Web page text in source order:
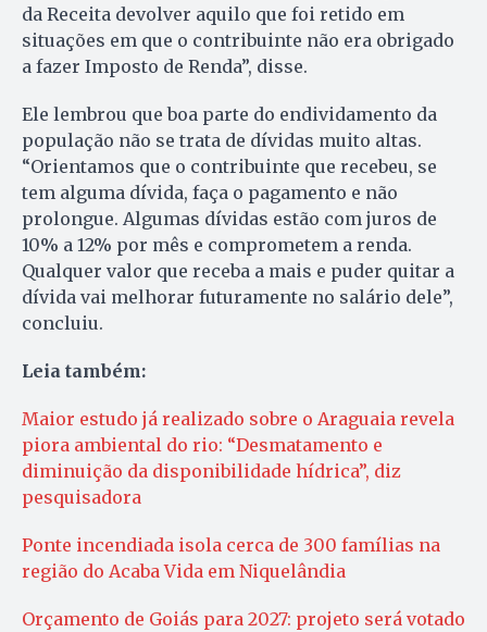
da Receita devolver aquilo que foi retido em
situações em que o contribuinte não era obrigado
a fazer Imposto de Renda”, disse.
Ele lembrou que boa parte do endividamento da
população não se trata de dívidas muito altas.
“Orientamos que o contribuinte que recebeu, se
tem alguma dívida, faça o pagamento e não
prolongue. Algumas dívidas estão com juros de
10% a 12% por mês e comprometem a renda.
Qualquer valor que receba a mais e puder quitar a
dívida vai melhorar futuramente no salário dele”,
concluiu.
Leia também:
Maior estudo já realizado sobre o Araguaia revela
piora ambiental do rio: “Desmatamento e
diminuição da disponibilidade hídrica”, diz
pesquisadora
Ponte incendiada isola cerca de 300 famílias na
região do Acaba Vida em Niquelândia
Orçamento de Goiás para 2027: projeto será votado